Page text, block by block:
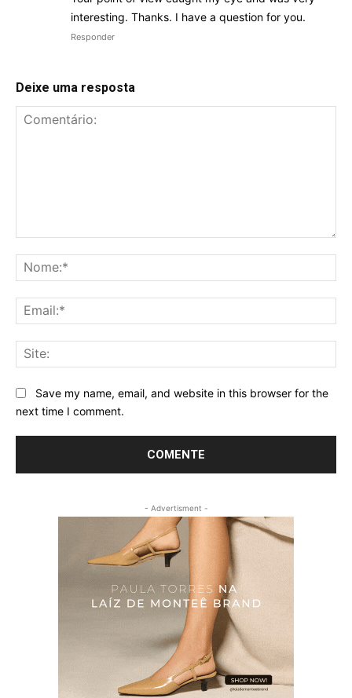
interesting. Thanks. I have a question for you.
Responder
Deixe uma resposta
Save my name, email, and website in this browser for the
next time I comment.
- Advertisment -